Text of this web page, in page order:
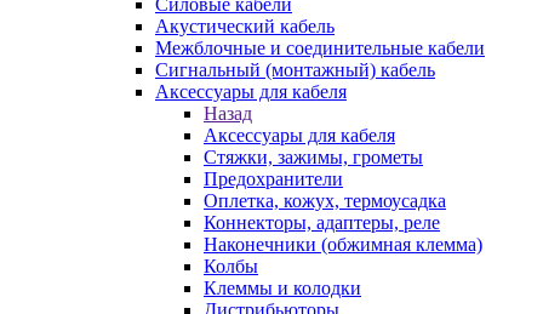
Силовые кабели
Акустический кабель
Межблочные и соединительные кабели
Сигнальный (монтажный) кабель
Аксессуары для кабеля
Назад
Аксессуары для кабеля
Стяжки, зажимы, грометы
Предохранители
Оплетка, кожух, термоусадка
Коннекторы, адаптеры, реле
Наконечники (обжимная клемма)
Колбы
Клеммы и колодки
Дистрибьюторы